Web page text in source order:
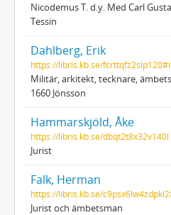
Nicodemus T. d.y. Med Carl
Tessin
Dahlberg, Erik
https://libris.kb.se/
Militär, arkitekt, tecknare,
1660 Jönsson
Hammarskjöld, Åke
https://libris.kb.se/dbqt2t8x32v140l
Jurist
Falk, Herman
https://libris.kb.se/
Jurist och ämbetsman